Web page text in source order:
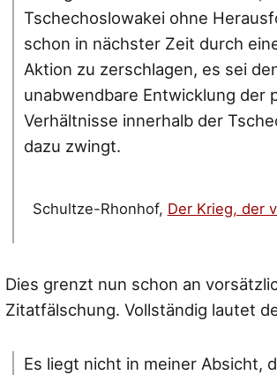
Tschechoslowakei ohne
schon in nächster Zeit durch
Aktion zu zerschlagen, es sei
unabwendbare Entwicklung der
Verhältnisse innerhalb der
dazu zwingt.
Schultze-Rhonhof, Der Krieg, der
Dies grenzt nun schon an
Zitatfälschung. Vollständig lautet
Es liegt nicht in meiner Absicht,